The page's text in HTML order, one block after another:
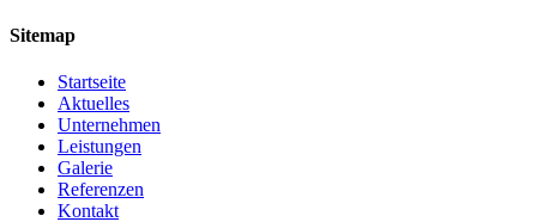
Sitemap
Startseite
Aktuelles
Unternehmen
Leistungen
Galerie
Referenzen
Kontakt